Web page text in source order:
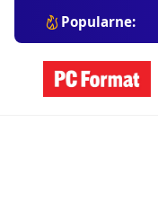
Popularne: